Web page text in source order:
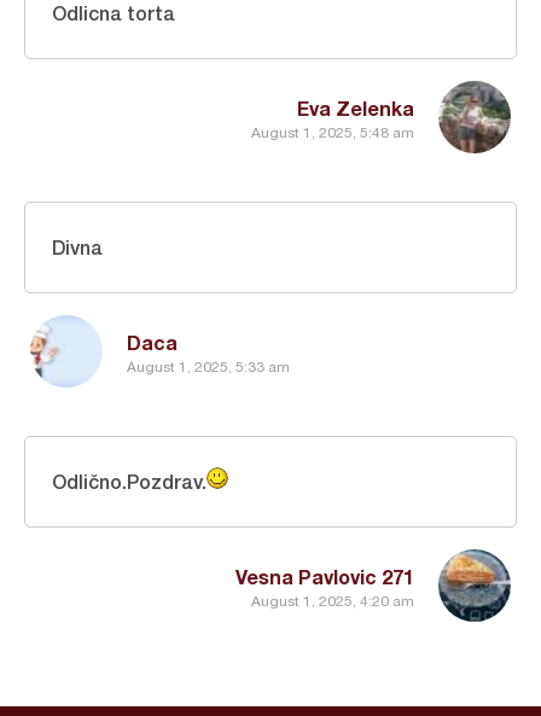
Eva Zelenka
August 1, 2025, 5:48 am
Odlicna torta
Daca
August 1, 2025, 5:33 am
Divna
Vesna Pavlovic 271
August 1, 2025, 4:20 am
Odlično.Pozdrav.